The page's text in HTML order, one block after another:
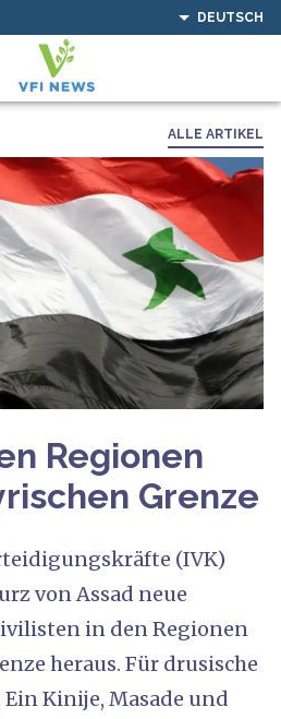
DEUTSCH
ALLE ARTIKEL
Regionen
Grenze
(IVK)
von Assad neue
in den Regionen
heraus. Für drusische
Ein Kinije, Masade und